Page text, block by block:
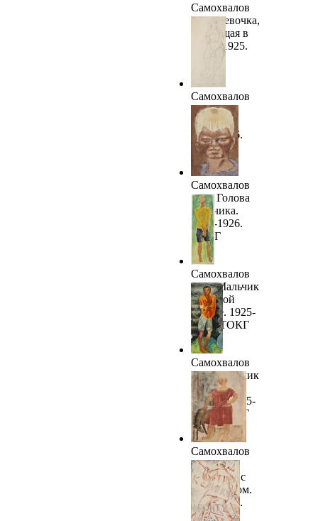
Самохвалов
А.Н. Девочка,
играющая в
рюхи. 1925.
Самохвалов
А.Н.
Сидящая.
1925-1926.
ТОКГ
Самохвалов
А.Н. Голова
мальчика.
1925-1926.
ТОКГ
Самохвалов
А.Н. Мальчик
в желтой
рубахе. 1925-
1926. ТОКГ
Самохвалов
А.Н. Мальчик
в красной
рубахе. 1925-
1926. ТОКГ
Самохвалов
А.Н.
Женщина с
жеребенком.
1925-1926.
ТОКГ